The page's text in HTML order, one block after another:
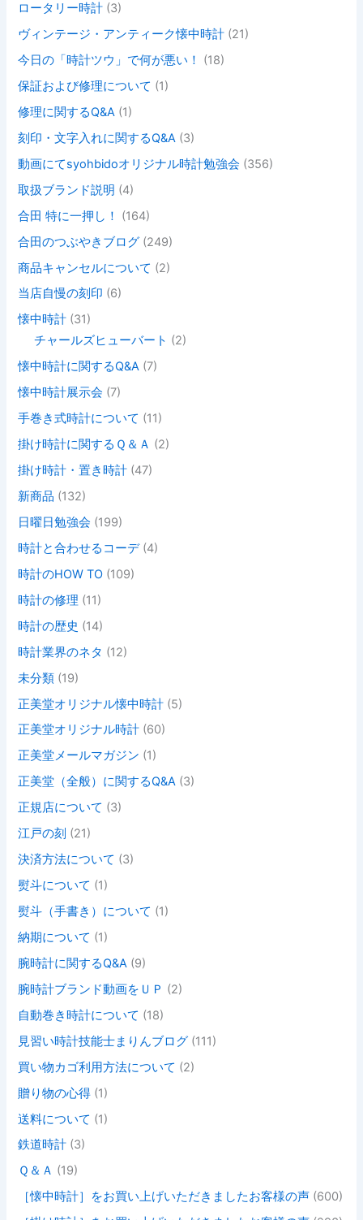
ロータリー時計 (3)
ヴィンテージ・アンティーク懐中時計 (21)
今日の「時計ツウ」で何が悪い！
(18)
保証および修理について (1)
修理に関するQ&A (1)
刻印・文字入れに関するQ&A (3)
動画にてsyohbidoオリジナル時計勉強会 (356)
取扱ブランド説明 (4)
合田 特に一押し！
(164)
合田のつぶやきブログ (249)
商品キャンセルについて (2)
当店自慢の刻印 (6)
懐中時計 (31)
チャールズヒューバート (2)
懐中時計に関するQ&A (7)
懐中時計展示会 (7)
手巻き式時計について (11)
掛け時計に関するＱ＆Ａ (2)
掛け時計・置き時計 (47)
新商品 (132)
日曜日勉強会 (199)
時計と合わせるコーデ(4)
時計のHOW TO (109)
時計の修理 (11)
時計の歴史 (14)
時計業界のネタ (12)
未分類 (19)
正美堂オリジナル懐中時計 (5)
正美堂オリジナル時計 (60)
正美堂メールマガジン (1)
正美堂（全般）に関するQ&A (3)
正規店について (3)
江戸の刻 (21)
決済方法について (3)
熨斗について (1)
熨斗（手書き）について (1)
納期について (1)
腕時計に関するQ&A (9)
腕時計ブランド動画をＵＰ (2)
自動巻き時計について (18)
見習い時計技能士まりんブログ (111)
買い物カゴ利用方法について (2)
贈り物の心得 (1)
送料について (1)
鉄道時計 (3)
Ｑ＆Ａ (19)
［懐中時計］をお買い上げいただきましたお客様の声 (600)